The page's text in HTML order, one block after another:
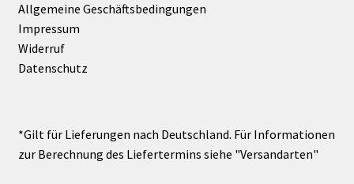
Allgemeine Geschäftsbedingungen
Impressum
Widerruf
Datenschutz